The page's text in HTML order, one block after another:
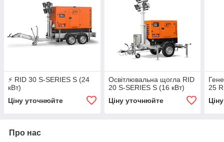
⚡ RID 30 S-SERIES S (24
кВт)
Ціну уточнюйте
Освітлювальна щогла RID
20 S-SERIES S (16 кВт)
Ціну уточнюйте
25
Про нас